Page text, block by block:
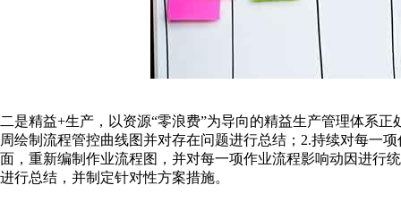
二是精益+生产，以资源“零浪费”为导向的精益生产管理体系
周绘制流程管控曲线图并对存在问题进行总结；2.持续对每一
面，重新编制作业流程图，并对每一项作业流程影响动因进行
进行总结，并制定针对性方案措施。